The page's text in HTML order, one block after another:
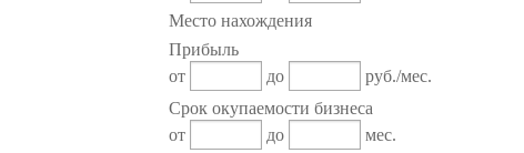
Место нахождения
Прибыль
от
до
руб./мес.
Срок окупаемости бизнеса
от
до
мес.